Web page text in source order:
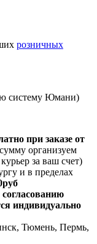
розничных
систему Юмани)
при заказе от
организуем
за ваш счет)
и в пределах
согласованию
индивидуально
Тюмень, Пермь,